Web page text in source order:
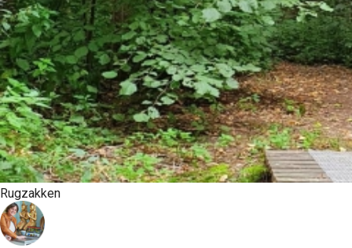
Rugzakken